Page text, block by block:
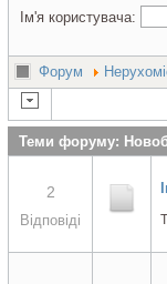
Ім'я користувача:
Форум
Теми форуму:
2
Відповіді